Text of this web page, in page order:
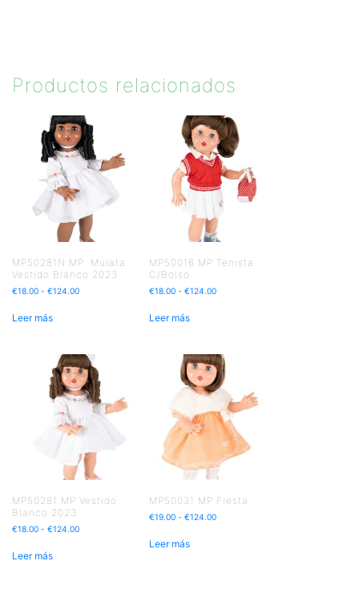
Productos relacionados
MP50281N MP. Mulata
Vestido Blanco 2023
€18.00 - €124.00
Leer más
MP50016 MP Tenista
C/Bolso
€18.00 - €124.00
Leer más
MP50281 MP Vestido
Blanco 2023
€18.00 - €124.00
Leer más
MP50031 MP Fiesta
€19.00 - €124.00
Leer más